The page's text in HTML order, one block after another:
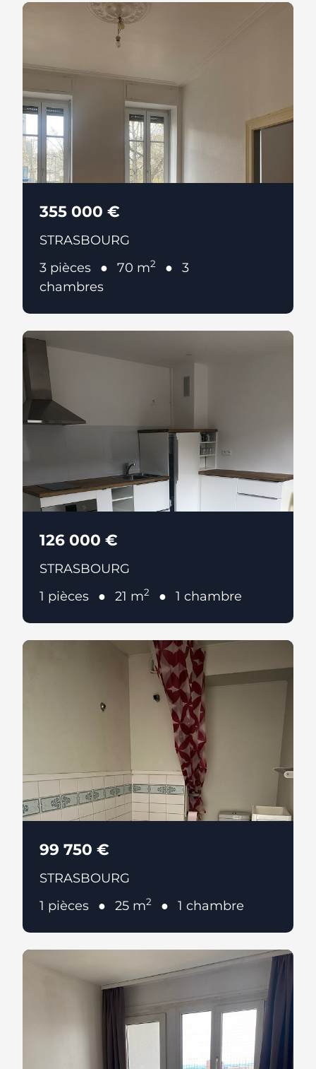
355 000 €
STRASBOURG
3 pièces
70 m2
3
chambres
126 000 €
STRASBOURG
1 pièces
21 m2 1 chambre
99 750 €
STRASBOURG
1 pièces
25 m2 1 chambre